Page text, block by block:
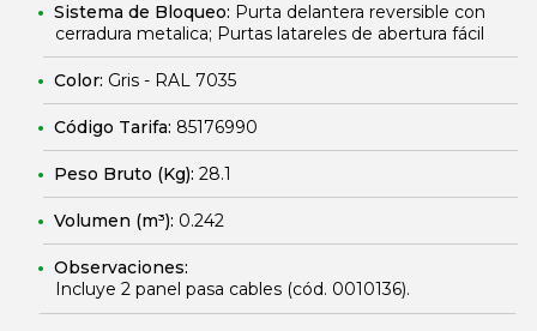
Sistema de Bloqueo: Purta delantera reversible con
cerradura metalica; Purtas latareles de abertura fácil
Color: Gris - RAL 7035
Código Tarifa: 85176990
Peso Bruto (Kg): 28.1
Volumen (m³): 0.242
Observaciones:
Incluye 2 panel pasa cables (cód. 0010136).